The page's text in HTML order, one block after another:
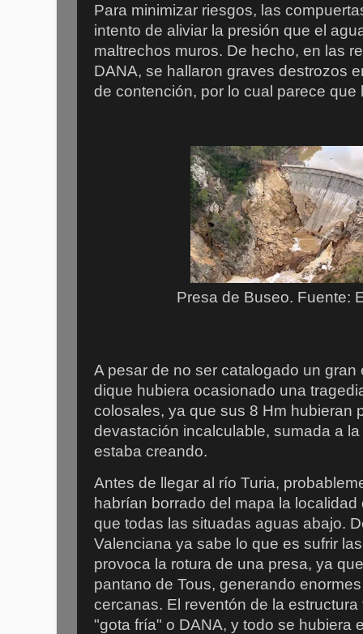
Para minimizar riesgos, las
intento de aliviar la presión que el
maltrechos muros. De hecho, en las
DANA, se hallaron graves destrozos
de contención, por lo cual parece
Presa de Buseo. Fuente:
A pesar de no ser catalogado un gran
dique hubiera ocasionado una
colosales, ya que sus 8 Hm hubieran
devastación incalculable, sumada a
estaba creando.
Antes de llegar al río Turia,
habrían borrado del mapa la
que todas las situadas aguas abajo.
Valenciana ya sabe lo que es sufrir
provoca la rotura de una presa, ya
pantano de Tous, generando
cercanas. El reventón de la
"gota fría" o DANA, y todo se hubiera